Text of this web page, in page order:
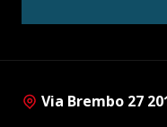
Via Brembo 27